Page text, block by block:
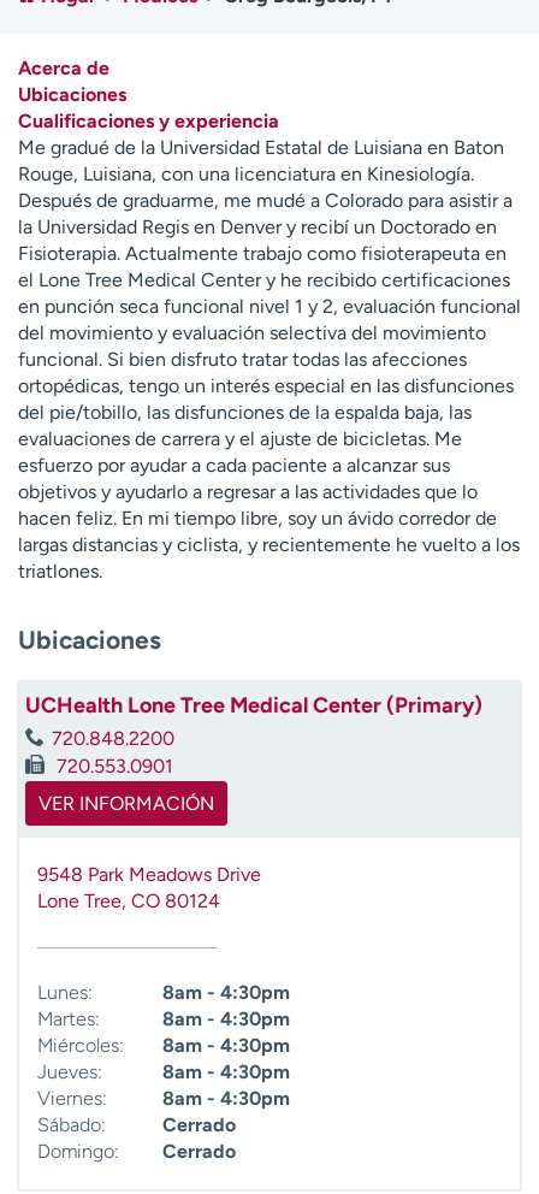
Ready. Set. CO.
Ensayos clínicos
Atención a medios de
comunicación
Contáctenos Noticias e historias
A
y
ú
d
a
m
e
a
e
n
c
o
n
t
r
r
Acerca de
Ubicaciones
Cualificaciones y experiencia
Me gradué de la Universidad Estatal de Luisiana en Baton
Rouge, Luisiana, con una licenciatura en Kinesiología.
Después de graduarme, me mudé a Colorado para asistir a
la Universidad Regis en Denver y recibí un Doctorado en
Fisioterapia. Actualmente trabajo como fisioterapeuta en
el Lone Tree Medical Center y he recibido certificaciones
en punción seca funcional nivel 1 y 2, evaluación funcional
del movimiento y evaluación selectiva del movimiento
funcional. Si bien disfruto tratar todas las afecciones
ortopédicas, tengo un interés especial en las disfunciones
del pie/tobillo, las disfunciones de la espalda baja, las
evaluaciones de carrera y el ajuste de bicicletas. Me
esfuerzo por ayudar a cada paciente a alcanzar sus
objetivos y ayudarlo a regresar a las actividades que lo
hacen feliz. En mi tiempo libre, soy un ávido corredor de
largas distancias y ciclista, y recientemente he vuelto a los
triatlones.
Ubicaciones
UCHealth Lone Tree Medical Center (Primary)
720.848.2200
720.553.0901
VER INFORMACIÓN
9548 Park Meadows Drive
Lone Tree, CO 80124
Lunes:
8am - 4:30pm
Martes:
8am - 4:30pm
Miércoles:
8am - 4:30pm
Jueves:
8am - 4:30pm
Viernes:
8am - 4:30pm
Sábado:
Cerrado
Domingo:
Cerrado